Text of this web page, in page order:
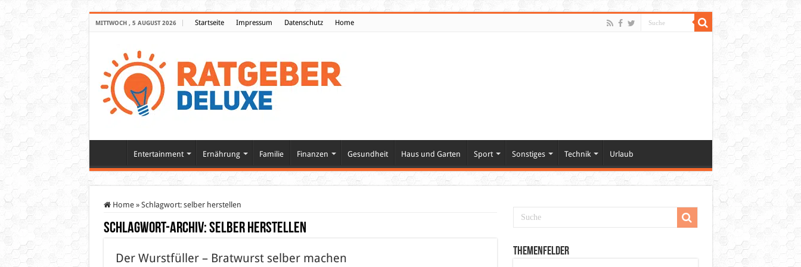
MITTWOCH , 5 AUGUST 2026 Startseite Impressum Datenschutz Home
Entertainment Ernährung Familie Finanzen Gesundheit Haus und Garten Sport Sonstiges Technik Urlaub
Home » Schlagwort: selber herstellen
Schlagwort-Archiv:selber herstellen
Der Wurstfüller – Bratwurst selber machen Themenfelder